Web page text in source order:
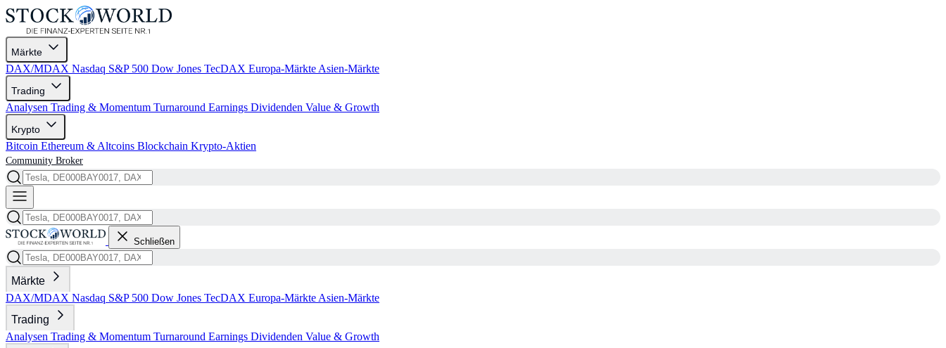
Märkte
DAX/MDAX Nasdaq S&P 500 Dow Jones TecDAX Europa-Märkte Asien-Märkte
Trading
Analysen Trading & Momentum Turnaround Earnings Dividenden Value & Growth
Krypto
Bitcoin Ethereum & Altcoins Blockchain Krypto-Aktien
Community Broker
Schließen
Märkte
DAX/MDAX Nasdaq S&P 500 Dow Jones TecDAX Europa-Märkte Asien-Märkte
Trading
Analysen Trading & Momentum Turnaround Earnings Dividenden Value & Growth